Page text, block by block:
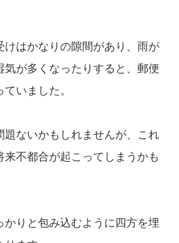
けはかなりの隙間があり、雨が
気が多くなったりすると、郵便
いました。
題ないかもしれませんが、これ
来不都合が起こってしまうかも
かりと包み込むように四方を埋